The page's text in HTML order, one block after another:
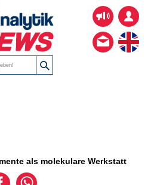
als molekulare Werkstatt